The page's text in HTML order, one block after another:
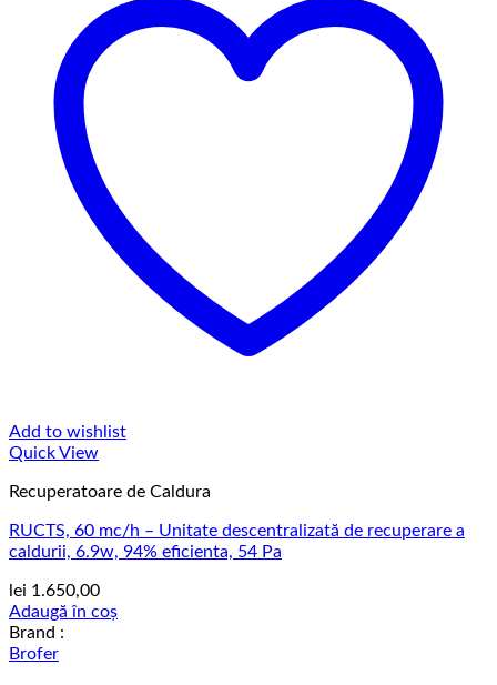
Add to wishlist
Quick View
Recuperatoare de Caldura
RUCTS, 60 mc/h – Unitate descentralizată de recuperare a
caldurii, 6.9w, 94% eficienta, 54 Pa
lei 1.650,00
Adaugă în coș
Brand :
Brofer